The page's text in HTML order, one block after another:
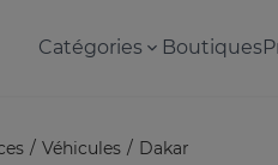
Catégories Boutiques
Véhicules
Dakar